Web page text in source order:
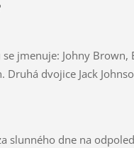
jmenuje: Johny Brown,
Druhá dvojice Jack
slunného dne na